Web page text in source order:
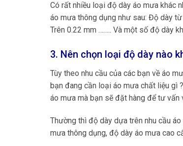
Có rất nhiều loại độ dày áo mưa khác
áo mưa thông dụng như sau: Độ dày
Trên 0.22 mm …….. Và một số độ dày
3. Nên chọn loại độ dày nào
Tùy theo nhu cầu của các bạn về áo
bạn đang cần loại áo mưa chất liệu gì
áo mưa mà bạn sẽ đặt hàng để tư
Thường thì độ dày dựa trên nhu cầu
mưa thông dụng, độ dày áo mưa cao